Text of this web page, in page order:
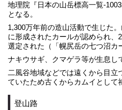
地理院『日本の山岳標高一覧-
となる。
1,300万年前の造山活動で生じた
に形成されたカールが認められ、
選定された（「幌尻岳の七つ沼カ
ナキウサギ、クマゲラ等が生息し
二風谷地域などでは遠くから目立
ていたため古くからカムイとして
登山路